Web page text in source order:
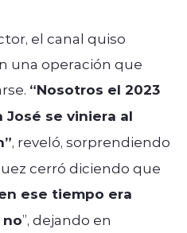
el canal quiso
una operación que
“Nosotros el 2023
se viniera al
, reveló, sorprendiendo
cerró diciendo que
ese tiempo era
no”, dejando en